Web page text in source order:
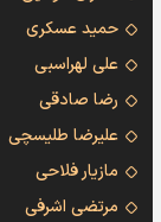
حمید عسکری
علی لهراسبی
رضا صادقی
علیرضا طلیسچی
مازیار فلاحی
مرتضی اشرفی